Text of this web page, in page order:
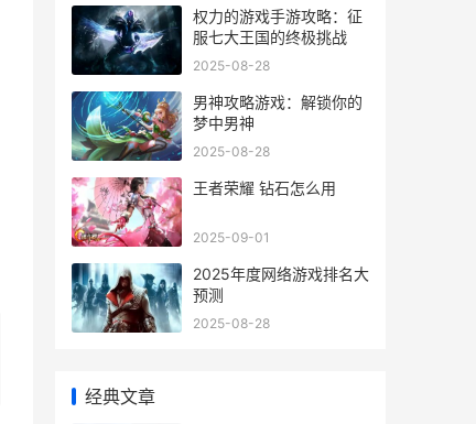
权力的游戏手游攻略：征
服七大王国的终极挑战
2025-08-28
男神攻略游戏：解锁你的
梦中男神
2025-08-28
王者荣耀 钻石怎么用
2025-09-01
2025年度网络游戏排名大
预测
2025-08-28
经典文章